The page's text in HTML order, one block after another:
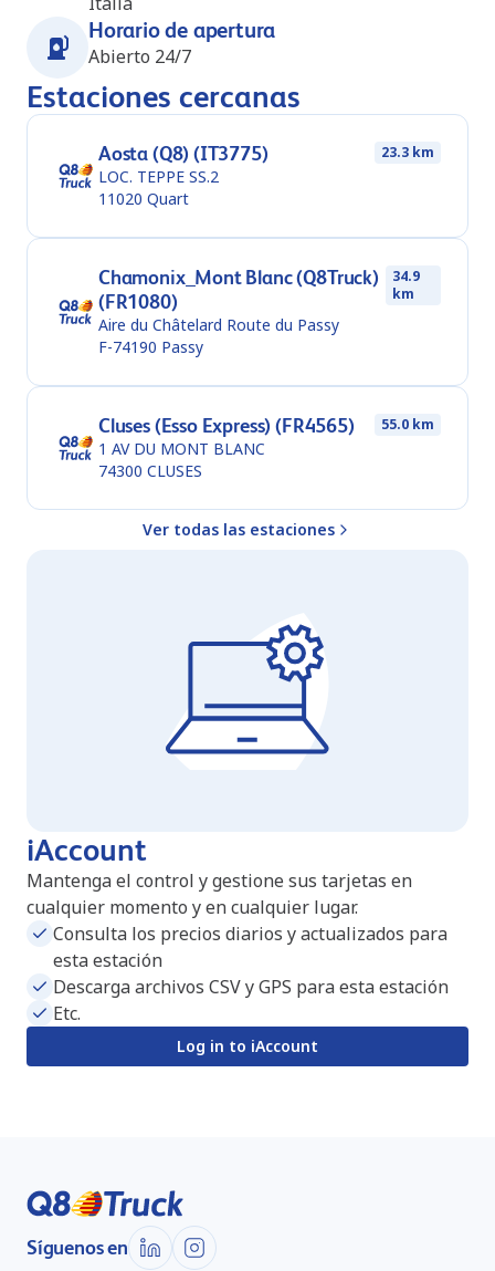
Horario de apertura
Abierto 24/7
Estaciones cercanas
Aosta (Q8) (IT3775) 23.3 km
LOC. TEPPE SS.2
11020 Quart
Chamonix_Mont Blanc (Q8Truck)
(FR1080)
34.9
km
Aire du Châtelard Route du Passy
F-74190 Passy
Cluses (Esso Express) (FR4565) 55.0 km
1 AV DU MONT BLANC
74300 CLUSES
Ver todas las estaciones
iAccount
Mantenga el control y gestione sus tarjetas en
cualquier momento y en cualquier lugar.
Consulta los precios diarios y actualizados para
esta estación
Descarga archivos CSV y GPS para esta estación
Etc.
Log in to iAccount
Síguenos en